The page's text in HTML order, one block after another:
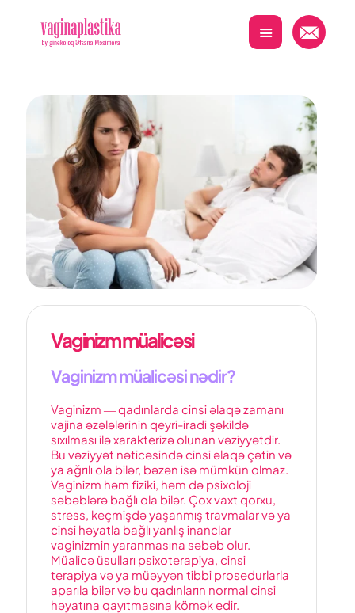
Vaginizm müalicəsi
Vaginizm müalicəsi nədir?
Vaginizm ― qadınlarda cinsi əlaqə zamanı
vajina əzələlərinin qeyri-iradi şəkildə
sıxılması ilə xarakterizə olunan vəziyyətdir.
Bu vəziyyət nəticəsində cinsi əlaqə çətin və
ya ağrılı ola bilər, bəzən isə mümkün olmaz.
Vaginizm həm fiziki, həm də psixoloji
səbəblərə bağlı ola bilər. Çox vaxt qorxu,
stress, keçmişdə yaşanmış travmalar və ya
cinsi həyatla bağlı yanlış inanclar
vaginizmin yaranmasına səbəb olur.
Müalicə üsulları psixoterapiya, cinsi
terapiya və ya müəyyən tibbi prosedurlarla
aparıla bilər və bu qadınların normal cinsi
həyatına qayıtmasına kömək edir.